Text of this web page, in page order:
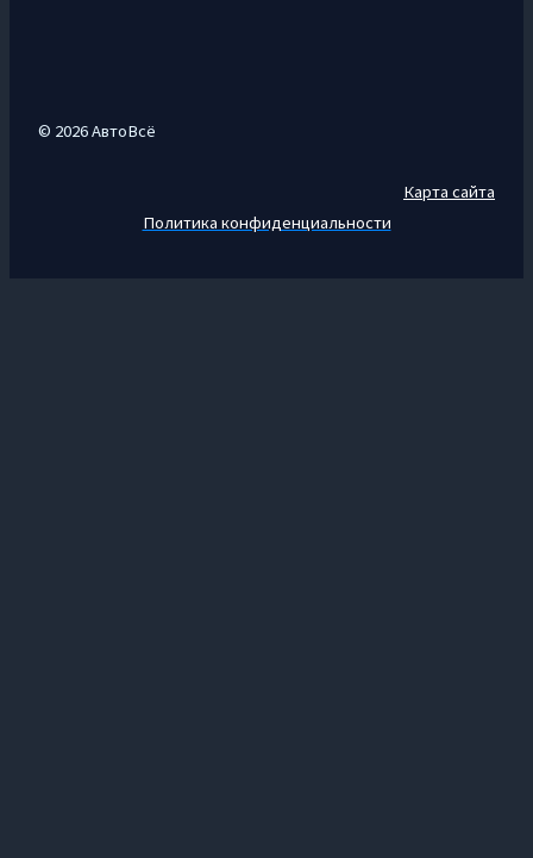
© 2026 АвтоВсё
Карта сайта
Политика конфиденциальности